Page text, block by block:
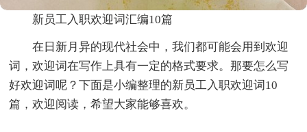
新员工入职欢迎词汇编10篇
在日新月异的现代社会中，我们都可能会用到欢迎
词，欢迎词在写作上具有一定的格式要求。那要怎么写
好欢迎词呢？下面是小编整理的新员工入职欢迎词10
篇，欢迎阅读，希望大家能够喜欢。